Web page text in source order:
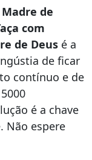
Madre de
com
de Deus é a
de ficar
contínuo e de
é a chave
Não espere